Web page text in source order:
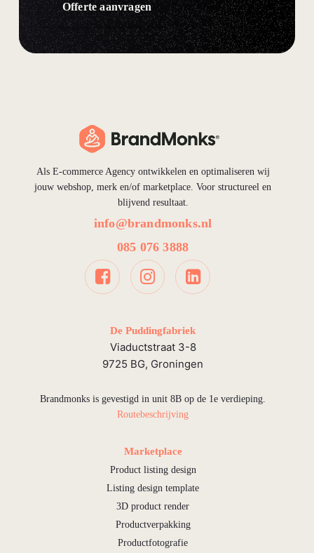
Offerte aanvragen
Als E-commerce Agency ontwikkelen en optimaliseren wij
jouw webshop, merk en/of marketplace. Voor structureel en
blijvend resultaat.
info@brandmonks.nl
085 076 3888
De Puddingfabriek
Viaductstraat 3-8
9725 BG, Groningen
Brandmonks is gevestigd in unit 8B op de 1e verdieping.
Routebeschrijving
Marketplace
Product listing design
Listing design template
3D product render
Productverpakking
Productfotografie